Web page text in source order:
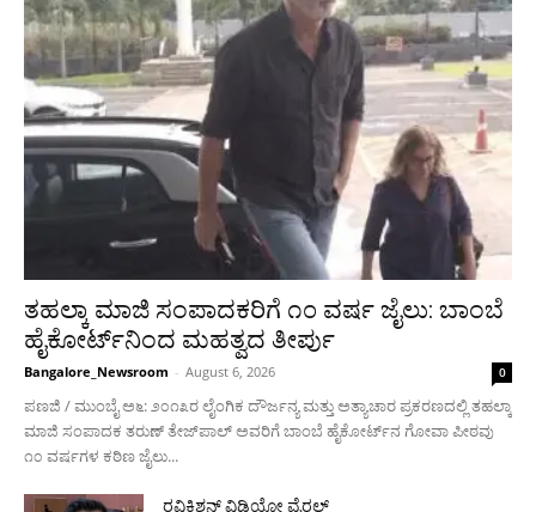
ತಹಲ್ಕಾ ಮಾಜಿ ಸಂಪಾದಕರಿಗೆ ೧೦ ವರ್ಷ ಜೈಲು: ಬಾಂಬೆ
ಹೈಕೋರ್ಟ್‌ನಿಂದ ಮಹತ್ವದ ತೀರ್ಪು
Bangalore_Newsroom - August 6, 2026 0
ಪಣಜಿ / ಮುಂಬೈ ಅ೬: ೨೦೧೩ರ ಲೈಂಗಿಕ ದೌರ್ಜನ್ಯ ಮತ್ತು ಅತ್ಯಾಚಾರ ಪ್ರಕರಣದಲ್ಲಿ ತಹಲ್ಕಾ
ಮಾಜಿ ಸಂಪಾದಕ ತರುಣ್ ತೇಜ್‌ಪಾಲ್ ಅವರಿಗೆ ಬಾಂಬೆ ಹೈಕೋರ್ಟ್‌ನ ಗೋವಾ ಪೀಠವು
೧೦ ವರ್ಷಗಳ ಕಠಿಣ ಜೈಲು...
ರವಿಕಿಶನ್ ವಿಡಿಯೋ ವೈರಲ್